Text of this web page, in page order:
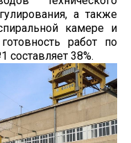
а также
камере и
работ по
составляет 38%.